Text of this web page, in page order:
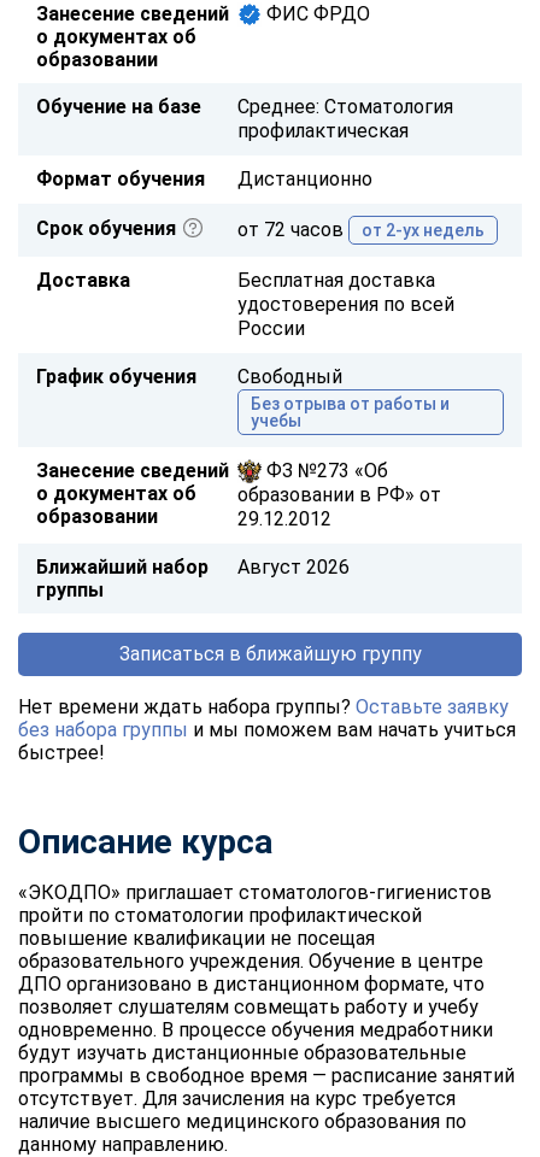
Занесение сведений
о документах об
образовании
ФИС ФРДО
Обучение на базе
Среднее: Стоматология
профилактическая
Формат обучения Дистанционно
Срок обучения от 72 часов от 2-ух недель
Доставка
Бесплатная доставка
удостоверения по всей
России
График обучения Свободный
Без отрыва от работы и
учебы
Занесение сведений
о документах об
образовании
ФЗ №273 «Об
образовании в РФ» от
29.12.2012
Ближайший набор
группы
Август 2026
Записаться в ближайшую группу
Нет времени ждать набора группы? Оставьте заявку
без набора группы и мы поможем вам начать учиться
быстрее!
Описание курса
«ЭКОДПО» приглашает стоматологов-гигиенистов
пройти по стоматологии профилактической
повышение квалификации не посещая
образовательного учреждения. Обучение в центре
ДПО организовано в дистанционном формате, что
позволяет слушателям совмещать работу и учебу
одновременно. В процессе обучения медработники
будут изучать дистанционные образовательные
программы в свободное время — расписание занятий
отсутствует. Для зачисления на курс требуется
наличие высшего медицинского образования по
данному направлению.